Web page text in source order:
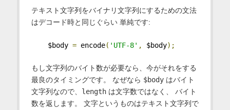
テキスト文字列をバイナリ文字列にするための文法
はデコード時と同じぐらい 単純です:
$body = encode( 'UTF-8' , $body);
もし文字列のバイト数が必要なら、今がそれをする
最良のタイミングです。 なぜなら $bodyはバイト
文字列なので、 lengthは文字数ではなく、 バイト
数を返します。 文字というものはテキスト文字列で